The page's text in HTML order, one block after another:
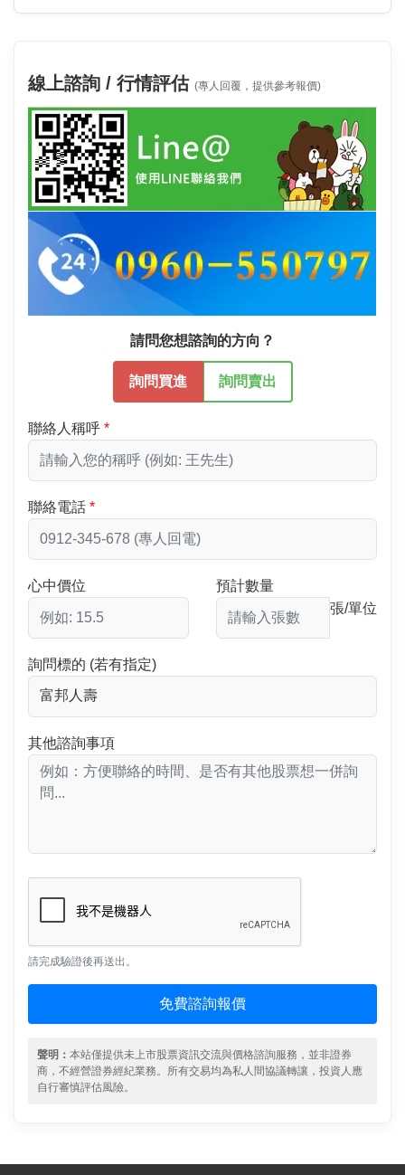
線上諮詢 / 行情評估 (專人回覆，提供參考報價)
請問您想諮詢的方向？
詢問買進 詢問賣出
聯絡人稱呼
聯絡電話
心中價位
預計數量
張/單位
詢問標的 (若有指定)
其他諮詢事項
請完成驗證後再送出。
免費諮詢報價
聲明： 本站僅提供未上市股票資訊交流與價格諮詢服務，並非證券
商，不經營證券經紀業務。所有交易均為私人間協議轉讓，投資人應
自行審慎評估風險。